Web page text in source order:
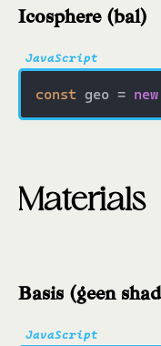
Icosphere (bal)
const geo = new
Materials
Basis (geen